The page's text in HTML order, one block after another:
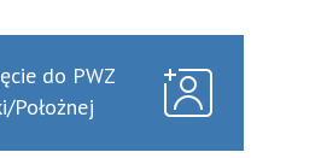
do PWZ
Położnej